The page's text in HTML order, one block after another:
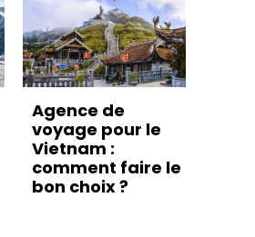
Agence de
voyage pour le
Vietnam :
comment faire le
bon choix ?